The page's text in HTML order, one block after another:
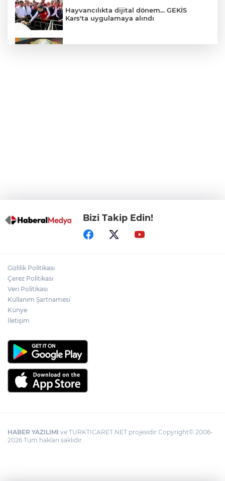
Hayvancılıkta dijital dönem... GEKİS
Kars'ta uygulamaya alındı
Bizi Takip Edin!
Gizlilik Politikası
Çerez Politikası
Veri Politikası
Kullanım Şartnamesi
Künye
İletişim
HABER YAZILIMI ve TURKTICARET.NET projesidir Copyright© 2006-
2026 Tüm hakları saklıdır.